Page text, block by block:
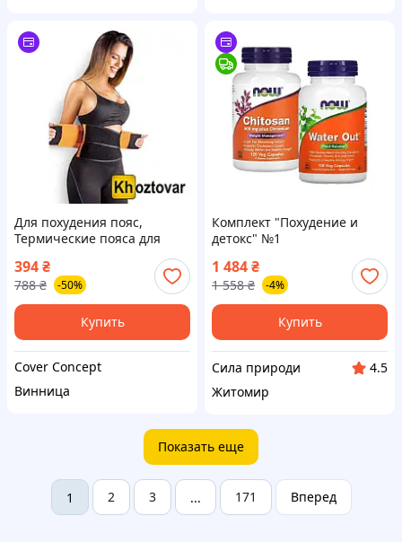
Для похудения пояс,
Термические пояса для
похудения, Пояс на живот,
Пояс для похудения живота
и боков для мужчин, FRC
394₴
788 ₴ -50%
Купить
Cover Concept
Винница
Комплект "Похудение и
детокс" №1
1 484₴
1 558 ₴ -4%
Купить
Сила природи
4.5
Житомир
Показать еще
1 2 3 ... 171 Вперед